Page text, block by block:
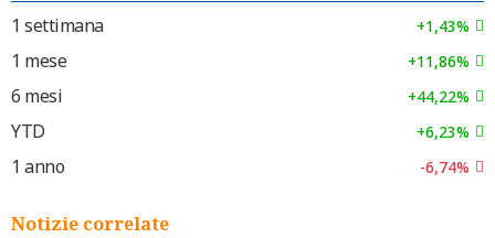
1 settimana
+1,43%
1 mese +11,86%
6 mesi +44,22%
YTD +6,23%
1 anno -6,74%
Notizie correlate